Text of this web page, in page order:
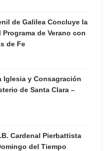
de Galilea Concluye la
de Verano con
de Fe
y Consagración
de Santa Clara –
Cardenal Pierbattista
del Tiempo